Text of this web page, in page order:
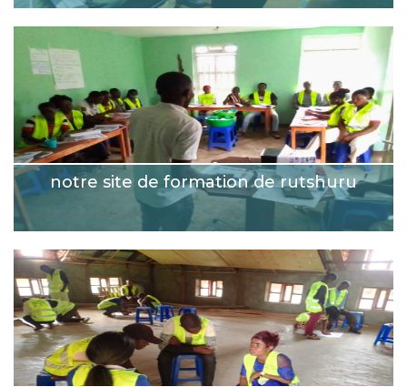
notre site de formation de rutshuru